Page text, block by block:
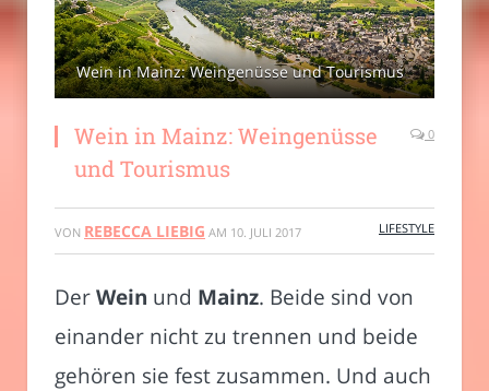
Wein in Mainz: Weingenüsse und Tourismus
Wein in Mainz: Weingenüsse
und Tourismus
0
VON REBECCA LIEBIG AM 10. JULI 2017 LIFESTYLE
DerWein und Mainz. Beide sind von
einander nicht zu trennen und beide
gehören sie fest zusammen. Und auch